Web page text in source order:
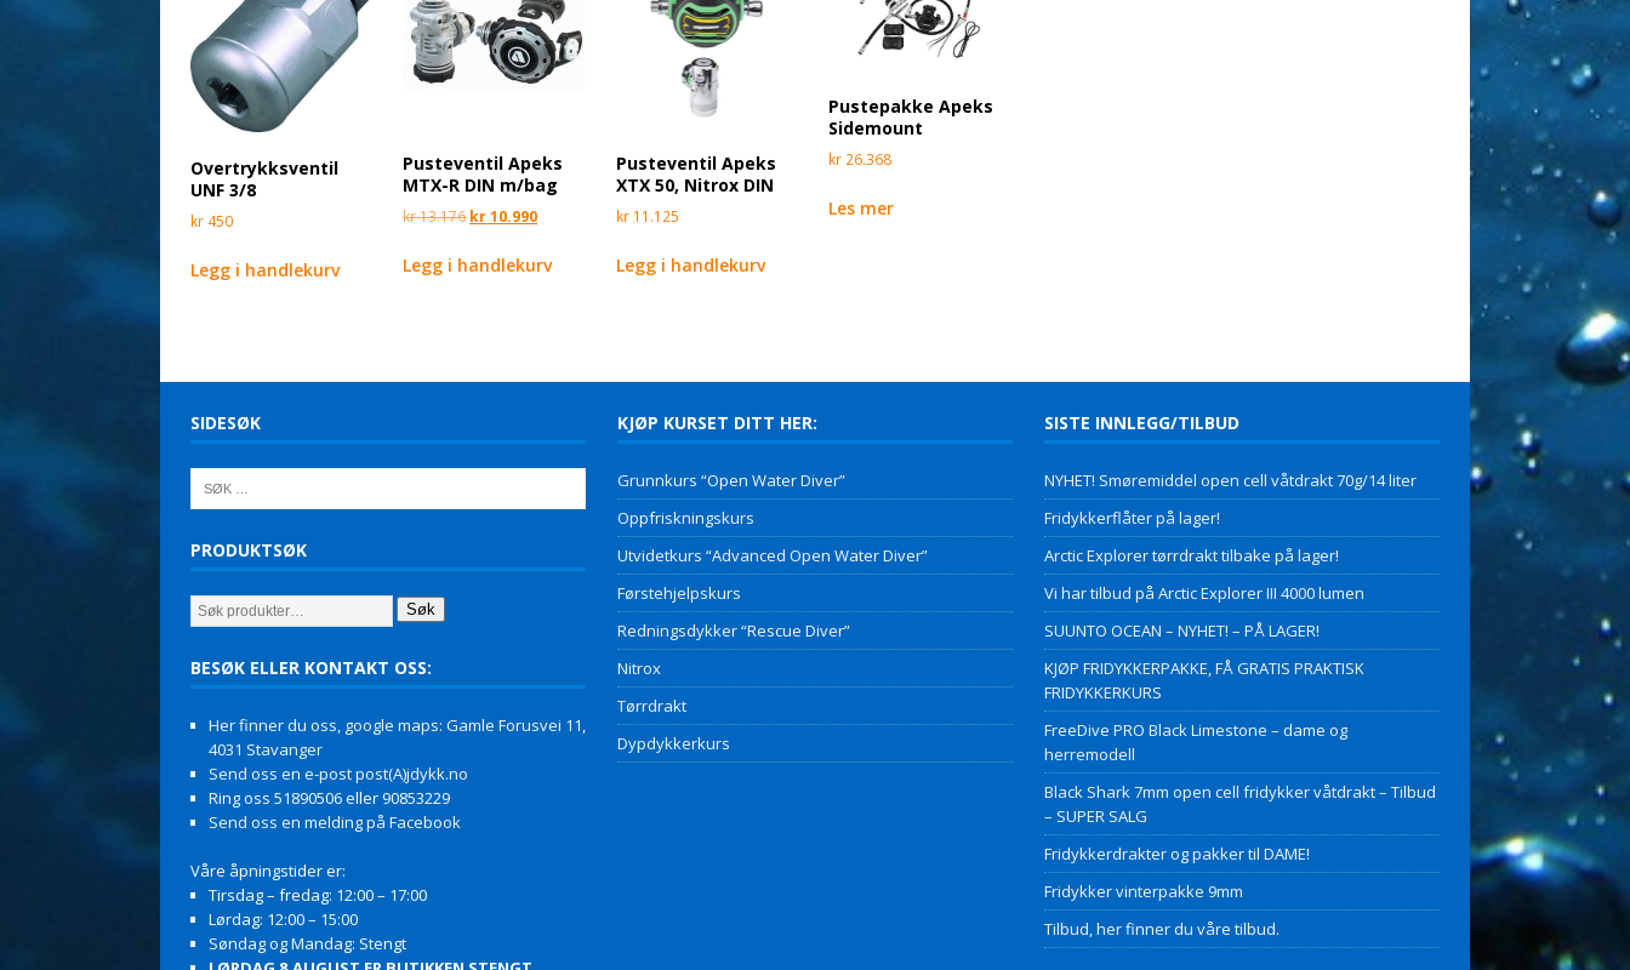
Overtrykksventil
UNF 3/8
kr 450
Legg i handlekurv
Pusteventil Apeks
MTX-R DIN m/bag
kr13.176 kr10.990
Legg i handlekurv
Pusteventil Apeks
XTX 50, Nitrox DIN
kr11.125
Legg i handlekurv
Pustepakke Apeks
Sidemount
kr26.368
Les mer
SIDESØK
PRODUKTSØK
Søk
BESØK ELLER KONTAKT OSS:
Her finner du oss, google maps: Gamle Forusvei 11,
4031 Stavanger
Send oss en e-post post(A)jdykk.no
Ring oss 51890506 eller 90853229
Send oss en melding på Facebook
Våre åpningstider er:
Tirsdag – fredag: 12:00 – 17:00
Lørdag: 12:00 – 15:00
Søndag og Mandag: Stengt
KJØP KURSET DITT HER:
Grunnkurs “Open Water Diver”
Oppfriskningskurs
Utvidetkurs “Advanced Open Water Diver”
Førstehjelpskurs
Redningsdykker “Rescue Diver”
Nitrox
Tørrdrakt
Dypdykkerkurs
SISTE INNLEGG/TILBUD
NYHET! Smøremiddel open cell våtdrakt 70g/14 liter
Fridykkerflåter på lager!
Arctic Explorer tørrdrakt tilbake på lager!
Vi har tilbud på Arctic Explorer III 4000 lumen
SUUNTO OCEAN – NYHET! – PÅ LAGER!
KJØP FRIDYKKERPAKKE, FÅ GRATIS PRAKTISK
FRIDYKKERKURS
FreeDive PRO Black Limestone – dame og
herremodell
Black Shark 7mm open cell fridykker våtdrakt – Tilbud
– SUPER SALG
Fridykkerdrakter og pakker til DAME!
Fridykker vinterpakke 9mm
Tilbud, her finner du våre tilbud.